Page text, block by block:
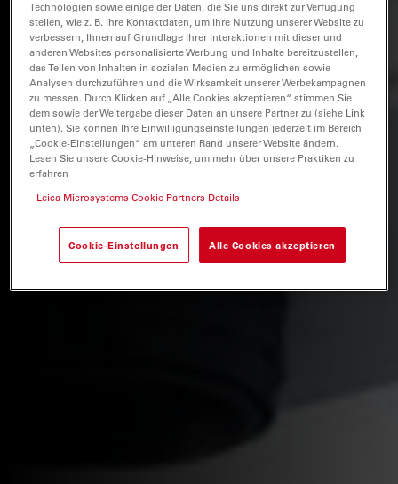
Technologien sowie einige der Daten, die Sie uns direkt zur Verfügung
stellen, wie z. B. Ihre Kontaktdaten, um Ihre Nutzung unserer Website zu
verbessern, Ihnen auf Grundlage Ihrer Interaktionen mit dieser und
anderen Websites personalisierte Werbung und Inhalte bereitzustellen,
das Teilen von Inhalten in sozialen Medien zu ermöglichen sowie
Analysen durchzuführen und die Wirksamkeit unserer Werbekampagnen
zu messen. Durch Klicken auf „Alle Cookies akzeptieren“ stimmen Sie
dem sowie der Weitergabe dieser Daten an unsere Partner zu (siehe Link
unten). Sie können Ihre Einwilligungseinstellungen jederzeit im Bereich
„Cookie-Einstellungen“ am unteren Rand unserer Website ändern.
Lesen Sie unsere Cookie-Hinweise, um mehr über unsere Praktiken zu
erfahren
Leica Microsystems Cookie Partners Details
Cookie-Einstellungen Alle Cookies akzeptieren